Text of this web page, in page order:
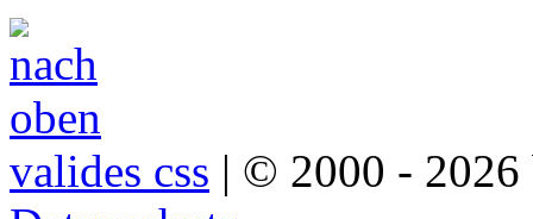
valides css | © 2000 -